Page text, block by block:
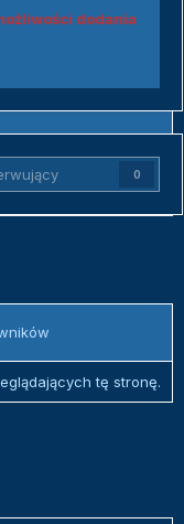
dodania
0
tę stronę.